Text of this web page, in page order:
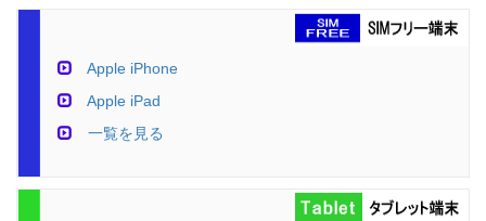
Apple iPhone
Apple iPad
一覧を見る